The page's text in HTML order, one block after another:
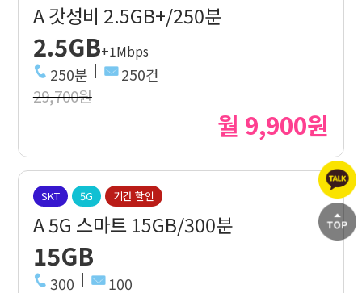
A 갓성비 2.5GB+/250분
2.5GB+1Mbps
250분 250건
29,700원
월 9,900원
SKT 5G 기간 할인
A 5G 스마트 15GB/300분
15GB
300 100